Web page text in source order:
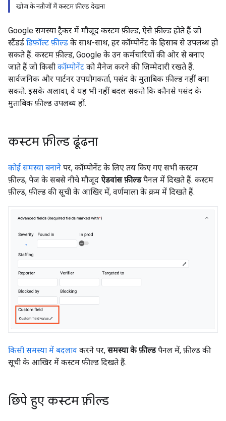
खोज के नतीजों में कस्टम फ़ील्ड देखना
Google समस्या ट्रैकर में मौजूद कस्टम फ़ील्ड, ऐसे फ़ील्ड होते हैं जो
स्टैंडर्ड डिफ़ॉल्ट फ़ील्ड के साथ-साथ, हर कॉम्पोनेंट के हिसाब से उपलब्ध हो
सकते हैं. कस्टम फ़ील्ड, Google के उन कर्मचारियों की ओर से बनाए
जाते हैं जो किसी कॉम्पोनेंट को मैनेज करने की ज़िम्मेदारी रखते हैं.
सार्वजनिक और पार्टनर उपयोगकर्ता, पसंद के मुताबिक फ़ील्ड नहीं बना
सकते. इसके अलावा, वे यह भी नहीं बदल सकते कि कौनसे पसंद के
मुताबिक फ़ील्ड उपलब्ध हों.
कस्टम फ़ील्ड ढूंढना
कोई समस्या बनाने पर, कॉम्पोनेंट के लिए तय किए गए सभी कस्टम
फ़ील्ड, पेज के सबसे नीचे मौजूद ऐडवांस फ़ील्डपैनल में दिखते हैं. कस्टम
फ़ील्ड, फ़ील्ड की सूची के आखिर में, वर्णमाला के क्रम में दिखते हैं.
किसी समस्या में बदलाव करने पर, समस्या के फ़ील्डपैनल में, फ़ील्ड की
सूची के आखिर में कस्टम फ़ील्ड दिखते हैं.
छिपे हुए कस्टम फ़ील्ड